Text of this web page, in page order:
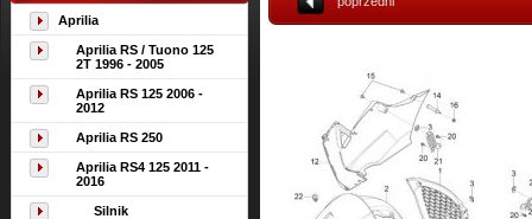
Aprilia
Aprilia RS / Tuono 125
2T 1996 - 2005
Aprilia RS 125 2006 -
2012
Aprilia RS 250
Aprilia RS4 125 2011 -
2016
Silnik